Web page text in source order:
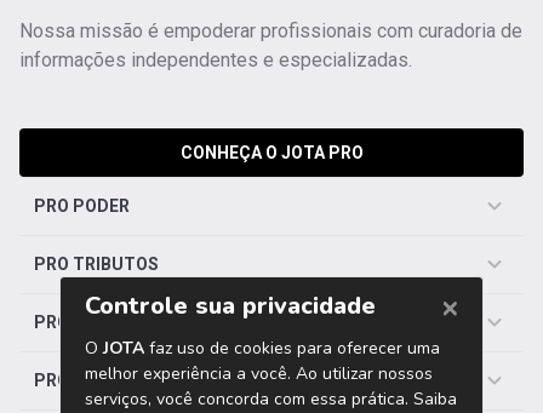
Nossa missão é empoderar profissionais com curadoria de
informações independentes e especializadas.
CONHEÇA O JOTA PRO
PRO PODER
PRO TRIBUTOS
PRO TRABALHISTA
PRO SAÚDE